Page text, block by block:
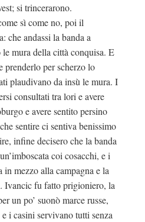
si trincerarono.
sì come no, poi il
che andassi la banda a
mura della città conquisa. E
prenderlo per scherzo lo
plaudivano da insù le mura. I
consultati tra lori e avere
e avere sentito persino
sentire ci sentiva benissimo
infine decisero che la banda
coi cosacchi, e i
mezzo alla campagna e la
Ivancic fu fatto prigioniero, la
un po’ suonò marce russe,
i casini servivano tutti senza